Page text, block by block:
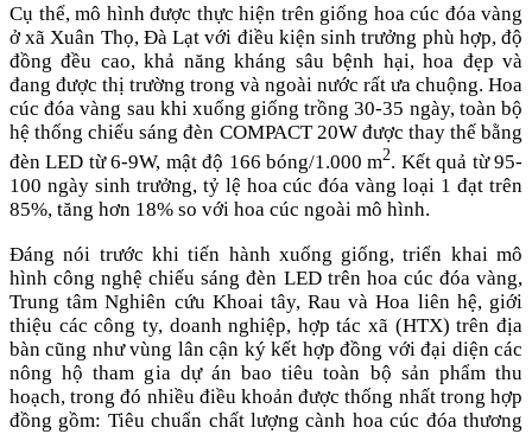
Cụ thể, mô hình được thực hiện trên giống hoa cúc đóa vàng
ở xã Xuân Thọ, Đà Lạt với điều kiện sinh trưởng phù hợp, độ
đồng đều cao, khả năng kháng sâu bệnh hại, hoa đẹp và
đang được thị trường trong và ngoài nước rất ưa chuộng. Hoa
cúc đóa vàng sau khi xuống giống trồng 30-35 ngày, toàn bộ
hệ thống chiếu sáng đèn COMPACT 20W được thay thế bằng
đèn LED từ 6-9W, mật độ 166 bóng/1.000 m2. Kết quả từ 95-
100 ngày sinh trưởng, tỷ lệ hoa cúc đóa vàng loại 1 đạt trên
85%, tăng hơn 18% so với hoa cúc ngoài mô hình.
Đáng nói trước khi tiến hành xuống giống, triển khai mô
hình công nghệ chiếu sáng đèn LED trên hoa cúc đóa vàng,
Trung tâm Nghiên cứu Khoai tây, Rau và Hoa liên hệ, giới
thiệu các công ty, doanh nghiệp, hợp tác xã (HTX) trên địa
bàn cũng như vùng lân cận ký kết hợp đồng với đại diện các
nông hộ tham gia dự án bao tiêu toàn bộ sản phẩm thu
hoạch, trong đó nhiều điều khoản được thống nhất trong hợp
đồng gồm: Tiêu chuẩn chất lượng cành hoa cúc đóa thương